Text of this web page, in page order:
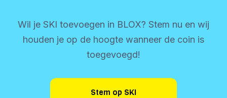
Wil je SKI toevoegen in BLOX? Stem nu en wij
houden je op de hoogte wanneer de coin is
toegevoegd!
Stem op SKI